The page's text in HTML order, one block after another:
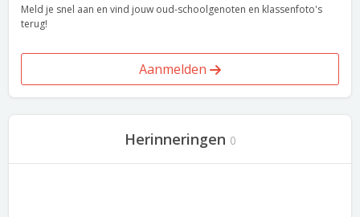
Meld je snel aan en vind jouw oud-schoolgenoten en klassenfoto's
terug!
Aanmelden
Herinneringen 0